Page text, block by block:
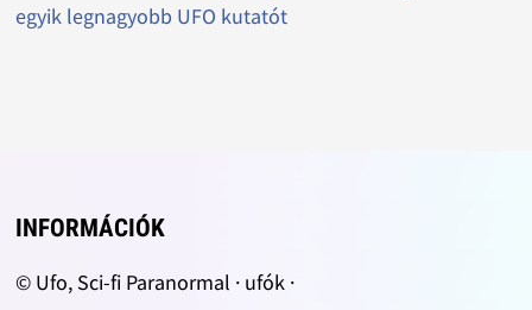
egyik legnagyobb UFO kutatót
INFORMÁCIÓK
© Ufo, Sci-fi Paranormal · ufók ·